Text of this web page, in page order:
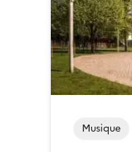
Musique